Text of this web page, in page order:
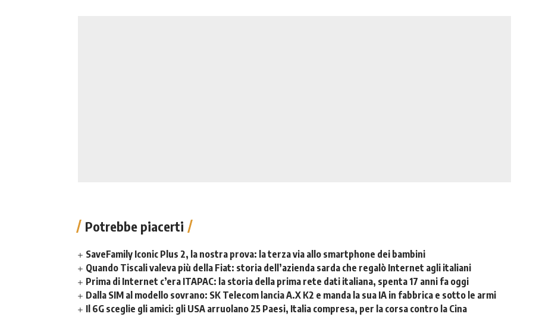
Potrebbe piacerti
SaveFamily Iconic Plus 2, la nostra prova: la terza via allo smartphone dei bambini
Quando Tiscali valeva più della Fiat: storia dell’azienda sarda che regalò Internet agli italiani
Prima di Internet c’era ITAPAC: la storia della prima rete dati italiana, spenta 17 anni fa oggi
Dalla SIM al modello sovrano: SK Telecom lancia A.X K2 e manda la sua IA in fabbrica e sotto le armi
Il 6G sceglie gli amici: gli USA arruolano 25 Paesi, Italia compresa, per la corsa contro la Cina